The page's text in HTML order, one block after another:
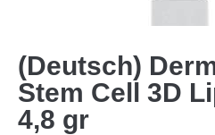
(Deutsch)
Stem Cell 3D
4,8 gr